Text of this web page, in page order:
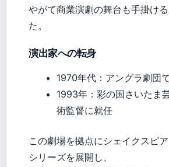
やがて商業演劇の舞台も手掛け
た。
演出家への転身
1970年代：アングラ劇団
1993年：彩の国さいたま
術監督に就任
この劇場を拠点にシェイクスピア
シリーズを展開し、